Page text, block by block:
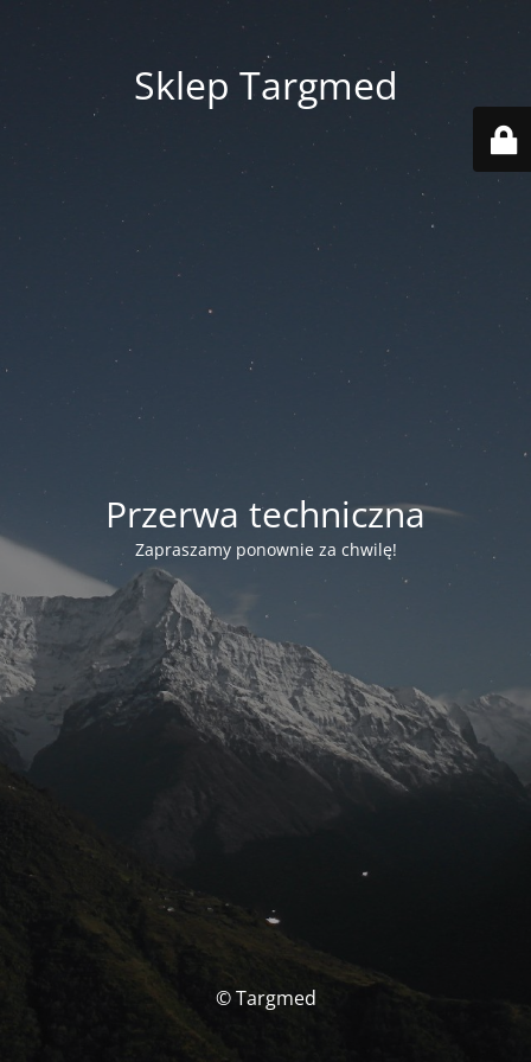
Sklep Targmed
Przerwa techniczna
Zapraszamy ponownie za chwilę!
© Targmed